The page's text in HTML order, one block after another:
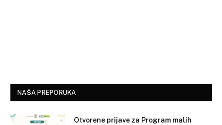
NAŠA PREPORUKA
Otvorene prijave za Program malih